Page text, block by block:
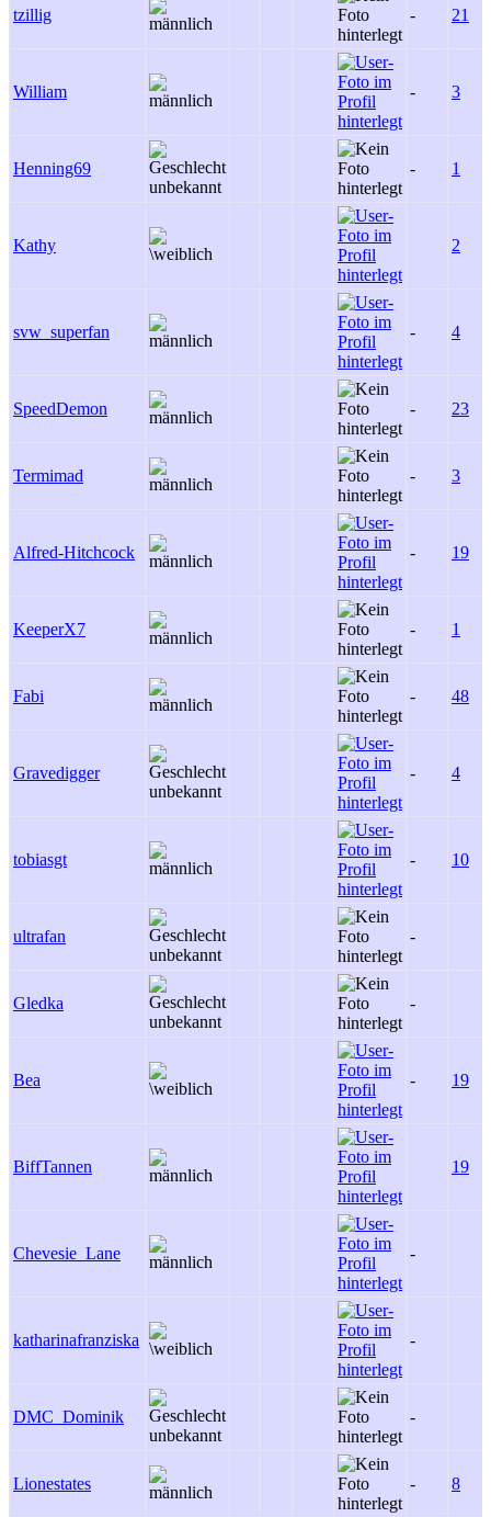
tzillig - 21
William - 3
Henning69 - 1
Kathy 2
svw_superfan - 4
SpeedDemon - 23
Termimad - 3
Alfred-Hitchcock - 19
KeeperX7 - 1
Fabi - 48
Gravedigger - 4
tobiasgt - 10
ultrafan -
Gledka -
Bea - 19
BiffTannen 19
Chevesie_Lane -
katharinafranziska -
DMC_Dominik -
Lionestates - 8